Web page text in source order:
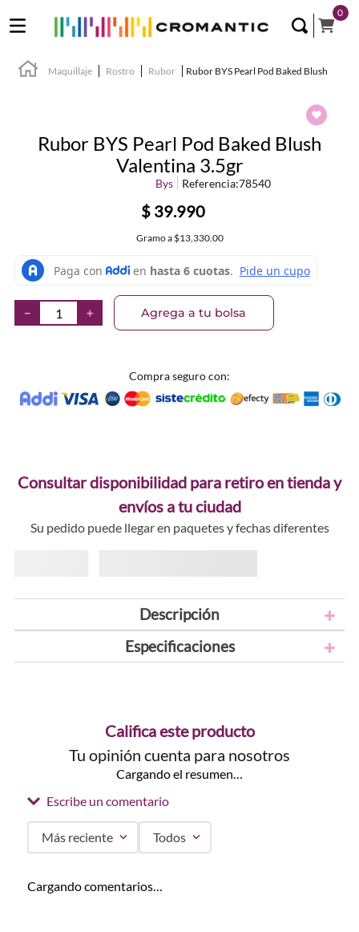
0
Maquillaje Rostro Rubor Rubor BYS Pearl Pod Baked Blush
Rubor BYS Pearl Pod Baked Blush
Valentina 3.5gr
Bys Referencia:78540
$ 39.990
Gramoa $13,330.00
＋
－ Agrega a tu bolsa
Compra seguro con:
Consultar disponibilidad para retiro en tienda y
envíos a tu ciudad
Su pedido puede llegar en paquetes y fechas diferentes
Descripción
Especificaciones
Califica este producto
Tu opinión cuenta para nosotros
Cargando el resumen…
Escribe un comentario
Más reciente Todos
Cargando comentarios…